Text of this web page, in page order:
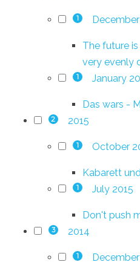
1
The future
very evenly
1 January
Das wars -
2 2015
1 October
Kabarett
1 July 2015
Don't push
3 2014
1